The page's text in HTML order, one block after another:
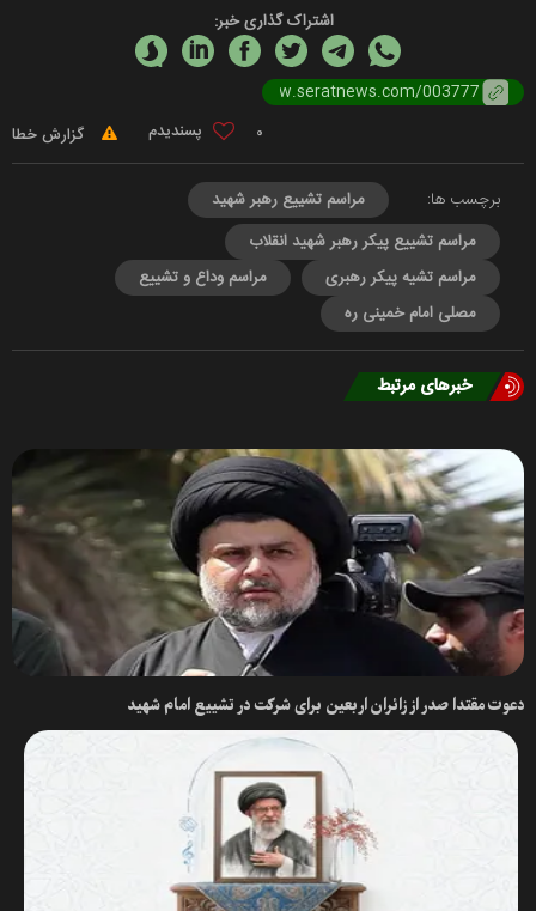
اشتراک گذاری خبر:
0 گزارش خطا
برچسب ها:
مراسم تشییع رهبر شهید
مراسم تشییع پیکر رهبر شهید انقلاب
مراسم تشیه پیکر رهبری
مراسم وداع و تشییع
مصلی امام خمینی ره
خبرهای مرتبط
دعوت مقتدا صدر از زائران اربعین برای شرکت در تشییع امام شهید